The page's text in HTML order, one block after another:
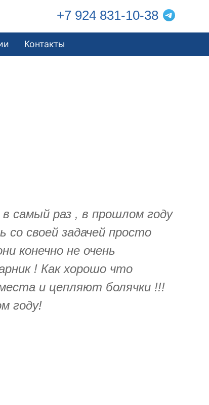
+7 924 831-10-38
Контакты
самый раз , в прошлом году
со своей задачей просто
конечно не очень
! Как хорошо что
и цепляют болячки !!!
году!